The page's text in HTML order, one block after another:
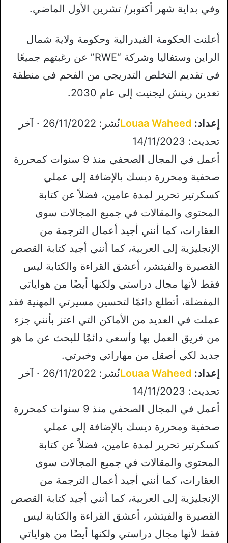
وفي بداية شهر أكتوبر/ تشرين الأول الماضي.
أعلنت الحكومة الفيدرالية وحكومة ولاية شمال
الراين وستفاليا وشركة “RWE” عن رغبتهم جميعًا
في تقديم التخلص التدريجي من الفحم في منطقة
تعدين رينش ليجنيت إلى عام 2030.
إعداد: Louaa Waheed
نُشر: 26/11/2022 · آخر
تحديث: 14/11/2023
أعمل في المجال الصحفي منذ 9 سنوات كمحررة
صحفية ومحررة ديسك بالإضافة إلى عملي
كسكرتير تحرير لمدة عامين، فضلاً عن كتابة
المحتوى والمقالات في جميع المجالات سوى
العقارات، كما أنني أجيد أعمال الترجمة من
الإنجليزية إلى العربية، كما أنني أجيد كتابة القصص
القصيرة والفيتشر، أعشق القراءة والكتابة ليس
فقط لأنها مجال دراستي ولكنها أيضًا من هواياتي
المفضلة، أتطلع دائمًا لتحسين مسيرتي المهنية فقد
عملت في العديد من الأماكن التي اعتز بأنني جزء
من فريق العمل بها وأسعى دائمًا للبحث عن ما هو
جديد لكي أصقل من مهاراتي وخبرتي.
إعداد: Louaa Waheed
نُشر: 26/11/2022 · آخر
تحديث: 14/11/2023
أعمل في المجال الصحفي منذ 9 سنوات كمحررة
صحفية ومحررة ديسك بالإضافة إلى عملي
كسكرتير تحرير لمدة عامين، فضلاً عن كتابة
المحتوى والمقالات في جميع المجالات سوى
العقارات، كما أنني أجيد أعمال الترجمة من
الإنجليزية إلى العربية، كما أنني أجيد كتابة القصص
القصيرة والفيتشر، أعشق القراءة والكتابة ليس
فقط لأنها مجال دراستي ولكنها أيضًا من هواياتي